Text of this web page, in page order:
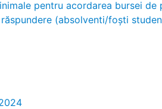
pentru acordarea bursei de
(absolventi/foști